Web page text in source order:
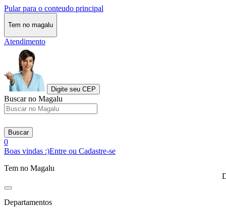
Pular para o conteudo principal
Tem no magalu
Atendimento
Digite seu CEP
Buscar no Magalu
Buscar
0
Boas vindas :)Entre ou Cadastre-se
Tem no Magalu
Departamentos